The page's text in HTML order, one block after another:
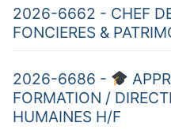
2026-6662 - CHEF
FONCIERES &
2026-6686 -
FORMATION /
HUMAINES H/F